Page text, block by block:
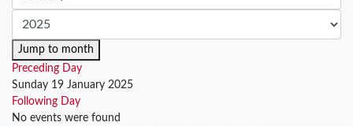
Jump to month
Preceding Day
Sunday 19 January 2025
Following Day
No events were found